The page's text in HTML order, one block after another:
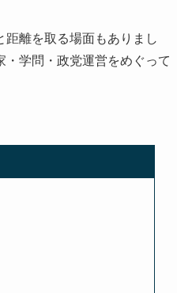
距離を取る場面もありまし
学問・政党運営をめぐって